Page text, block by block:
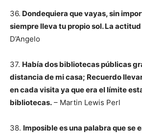
36. Dondequiera que vayas, sin
siempre lleva tu propio sol. La
D’Angelo
37. Había dos bibliotecas públicas
distancia de mi casa; Recuerdo
en cada visita ya que era el límite
bibliotecas. – Martin Lewis Perl
38. Imposible es una palabra que se